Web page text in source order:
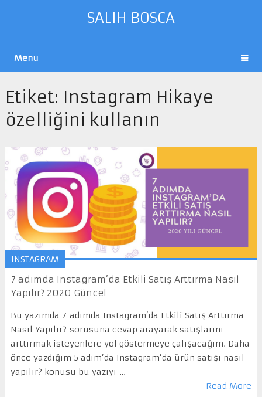
SALIH BOSCA
Menu
Etiket: Instagram Hikaye
özelliğini kullanın
INSTAGRAM
7 adımda Instagram’da Etkili Satış Arttırma Nasıl
Yapılır? 2020 Güncel
Bu yazımda 7 adımda Instagram’da Etkili Satış Arttırma
Nasıl Yapılır? sorusuna cevap arayarak satışlarını
arttırmak isteyenlere yol göstermeye çalışacağım. Daha
önce yazdığım 5 adım’da Instagram’da ürün satışı nasıl
yapılır? konusu bu yazıyı …
Read More